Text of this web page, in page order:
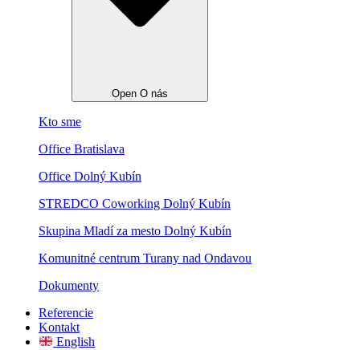
Open O nás
Kto sme
Office Bratislava
Office Dolný Kubín
STREDCO Coworking Dolný Kubín
Skupina Mladí za mesto Dolný Kubín
Komunitné centrum Turany nad Ondavou
Dokumenty
Referencie
Kontakt
English